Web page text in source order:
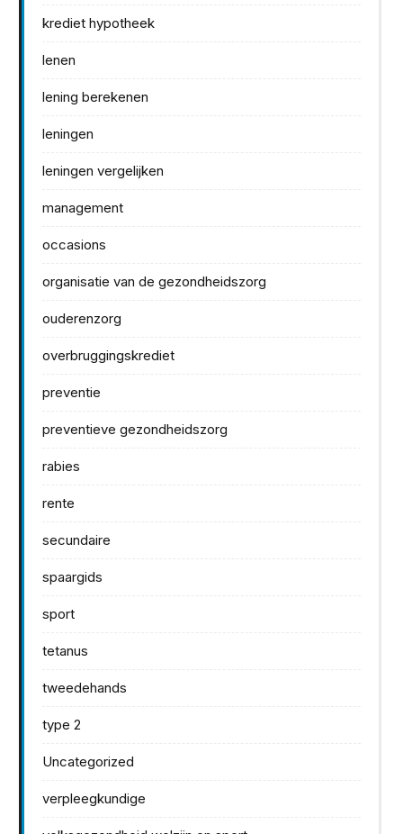
krediet hypotheek
lenen
lening berekenen
leningen
leningen vergelijken
management
occasions
organisatie van de gezondheidszorg
ouderenzorg
overbruggingskrediet
preventie
preventieve gezondheidszorg
rabies
rente
secundaire
spaargids
sport
tetanus
tweedehands
type 2
Uncategorized
verpleegkundige